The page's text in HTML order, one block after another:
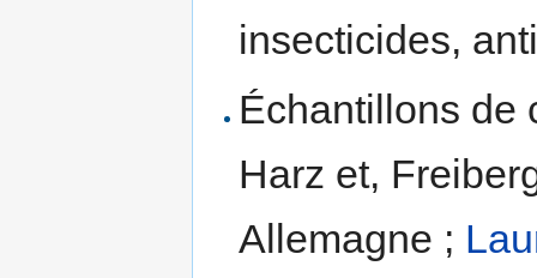
insecticides,
Échantillons de
Harz et,
Allemagne ;